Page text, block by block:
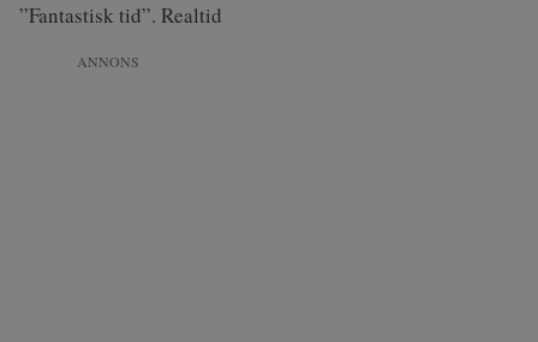
”Fantastisk tid”. Realtid
ANNONS